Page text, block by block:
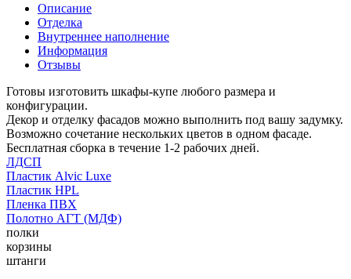
Описание
Отделка
Внутреннее наполнение
Информация
Отзывы
Готовы изготовить шкафы-купе любого размера и
конфигурации.
Декор и отделку фасадов можно выполнить под вашу задумку.
Возможно сочетание нескольких цветов в одном фасаде.
Бесплатная сборка в течение 1-2 рабочих дней.
ЛДСП
Пластик Alvic Luxe
Пластик HPL
Пленка ПВХ
Полотно АГТ (МДФ)
полки
корзины
штанги